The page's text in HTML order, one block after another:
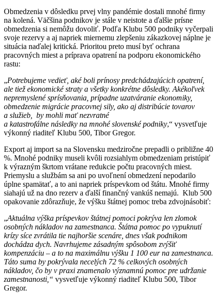
Obmedzenia v dôsledku prvej vlny pandémie dostali mnohé firmy
na kolená. Väčšina podnikov je stále v neistote a ďalšie prísne
obmedzenia si nemôžu dovoliť. Podľa Klubu 500 podniky vyčerpali
svoje rezervy a aj napriek miernemu zlepšeniu zákazkovej náplne je
situácia naďalej kritická. Prioritou preto musí byť ochrana
pracovných miest a príprava opatrení na podporu ekonomického
rastu:
„Potrebujeme vedieť, aké boli prínosy predchádzajúcich opatrení,
ale tiež ekonomické straty a všetky konkrétne dôsledky. Akékoľvek
nepremyslené sprísňovania, prípadne uzatváranie ekonomiky,
obmedzenie migrácie pracovnej sily, ako aj distribúcie tovarov
a služieb, by mohli mať nezvratné
a katastrofálne následky na mnohé slovenské podniky,“ vysvetľuje
výkonný riaditeľ Klubu 500, Tibor Gregor.
Export aj import sa na Slovensku medziročne prepadli o približne 40
%. Mnohé podniky museli kvôli rozsiahlym obmedzeniam pristúpiť
k výrazným škrtom vrátane redukcie počtu pracovných miest.
Priemyslu a službám sa ani po uvoľnení obmedzení nepodarilo
úplne spamätať, a to ani napriek príspevkom od štátu. Mnohé firmy
siahajú už na dno rezerv a ďalší finančný vankúš nemajú. Klub 500
opakovanie zdôrazňuje, že výšku štátnej pomoc treba zdvojnásobiť:
„Aktuálna výška príspevkov štátnej pomoci pokrýva len zlomok
osobných nákladov na zamestnanca. Štátna pomoc po vypuknutí
krízy síce zvrátila tie najhoršie scenáre, dnes však podnikom
dochádza dych. Navrhujeme zásadným spôsobom zvýšiť
kompenzáciu – a to na maximálnu výšku 1 100 eur na zamestnanca.
Táto suma by pokrývala necelých 72 % celkových osobných
nákladov, čo by v praxi znamenalo významnú pomoc pre udržanie
zamestnanosti,“ vysvetľuje výkonný riaditeľ Klubu 500, Tibor
Gregor.